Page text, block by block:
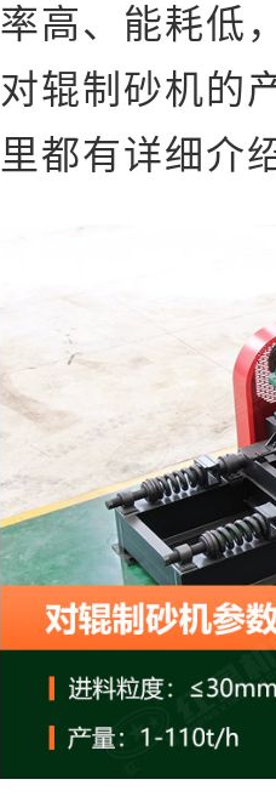
率高、能耗低
对辊制砂机的
里都有详细介